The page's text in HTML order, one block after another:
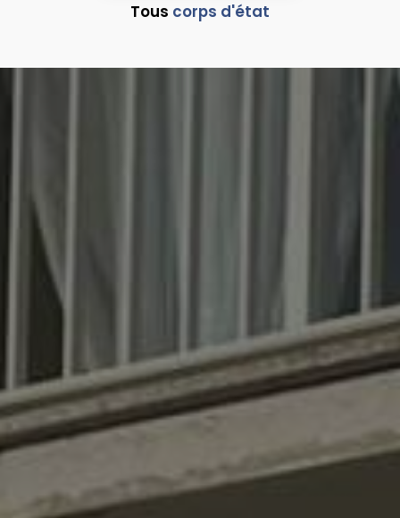
Tous corps d'état